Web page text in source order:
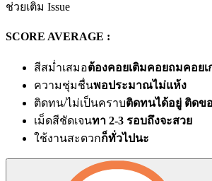
ช่วยเติม Issue
SCORE AVERAGE :
สีสม่ำเสมอต้องคอยเติมคอยถมคอยเ
ความชุ่มชื่นพอประมาณไม่แห้ง
ติดทน/ไม่เป็นคราบติดทนได้อยู่ ติดข
เม็ดสีชัดเจนทา 2-3 รอบถึงจะสวย
ใช้งานสะดวกก็ทั่วไปนะ